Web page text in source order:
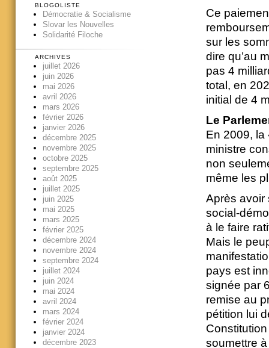
Ce
sur les
dire qu’au
pas 4
total, en
initial de 4
Le
En 2009, la
ministre
non
même les
Après avoir
social-
à le faire
Mais le
pays est
signée par
remise au
pétition lui
soumettre
BLOGOLISTE
Démocratie & Socialisme
Slovar les Nouvelles
Solidarité Filoche
ARCHIVES
juillet 2026
juin 2026
mai 2026
avril 2026
mars 2026
février 2026
janvier 2026
décembre 2025
novembre 2025
octobre 2025
septembre 2025
août 2025
juillet 2025
juin 2025
mai 2025
mars 2025
février 2025
décembre 2024
novembre 2024
septembre 2024
juillet 2024
juin 2024
mai 2024
avril 2024
mars 2024
février 2024
janvier 2024
décembre 2023